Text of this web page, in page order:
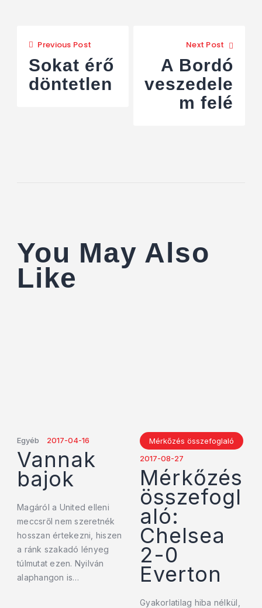
Previous Post
Sokat érő
döntetlen
Next Post
A Bordó
veszedele
m felé
You May Also
Like
Egyéb 2017-04-16
Vannak
bajok
Magáról a United elleni
meccsről nem szeretnék
hosszan értekezni, hiszen
a ránk szakadó lényeg
túlmutat ezen. Nyilván
alaphangon is…
Mérkőzés összefoglaló
2017-08-27
Mérkőzés
összefogl
aló:
Chelsea
2-0
Everton
Gyakorlatilag hiba nélkül,